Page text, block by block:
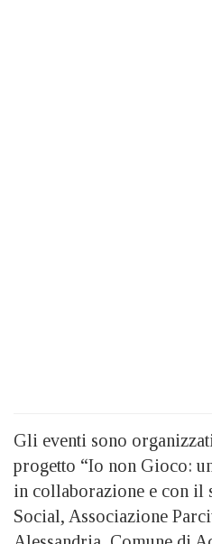
Gli eventi sono
progetto “Io non Gioco:
in collaborazione e con il
Social, Associazione